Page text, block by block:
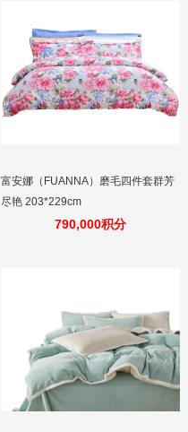
富安娜（FUANNA）磨毛四件套群芳
尽艳 203*229cm
790,000积分